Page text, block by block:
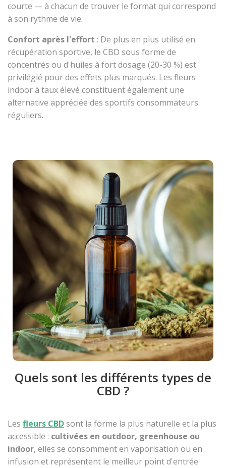
courte — à chacun de trouver le format qui correspond
à son rythme de vie.
Confort après l'effort : De plus en plus utilisé en
récupération sportive, le CBD sous forme de
concentrés ou d'huiles à fort dosage (20-30 %) est
privilégié pour des effets plus marqués. Les fleurs
indoor à taux élevé constituent également une
alternative appréciée des sportifs consommateurs
réguliers.
Quels sont les différents types de
CBD ?
Les fleurs CBDsont la forme la plus naturelle et la plus
accessible : cultivées en outdoor, greenhouse ou
indoor, elles se consomment en vaporisation ou en
infusion et représentent le meilleur point d'entrée